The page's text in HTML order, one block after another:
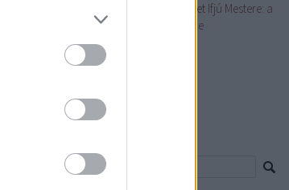
Gajdos Zsuzsanna Népművészet Ifjú Mestere: a
tojásírás az életünk fontos része
Tovább...
Nincs megjeleníthető elem.